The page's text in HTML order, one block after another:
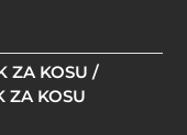
ZA KOSU /
ZA KOSU